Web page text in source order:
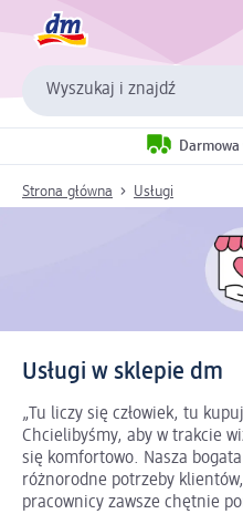
Wyszukaj i znajdź
Darmowa
Strona główna Usługi
Usługi w sklepie dm
„Tu liczy się człowiek, tu
Chcielibyśmy, aby w trakcie
się komfortowo. Nasza
różnorodne potrzeby
pracownicy zawsze chętnie